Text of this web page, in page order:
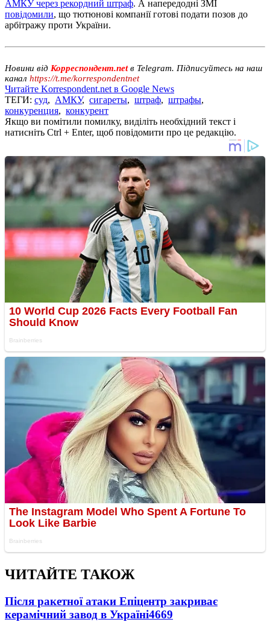
АМКУ через рекордний штраф. А напередодні ЗМІ
повідомили, що тютюнові компанії готові подати позов до
арбітражу проти України.
Новини від Корреспондент.netв Telegram. Підписуйтесь на наш
канал https://t.me/korrespondentnet
Читайте Korrespondent.net в Google News
ТЕГИ: суд, АМКУ, сигареты, штраф, штрафы,
конкуренция, конкурент
Якщо ви помітили помилку, виділіть необхідний текст і
натисніть Ctrl + Enter, щоб повідомити про це редакцію.
ЧИТАЙТЕ ТАКОЖ
Після ракетної атаки Епіцентр закриває
керамічний завод в Україні4669